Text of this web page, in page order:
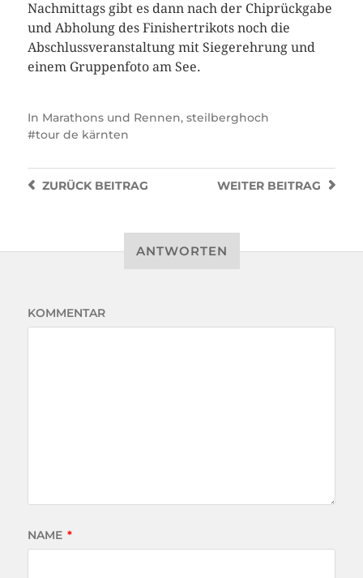
Nachmittags gibt es dann nach der Chiprückgabe
und Abholung des Finishertrikots noch die
Abschlussveranstaltung mit Siegerehrung und
einem Gruppenfoto am See.
In Marathons und Rennen, steilberghoch
tour de kärnten
WEITER BEITRAG
ZURÜCKBEITRAG
ANTWORTEN
KOMMENTAR
NAME *